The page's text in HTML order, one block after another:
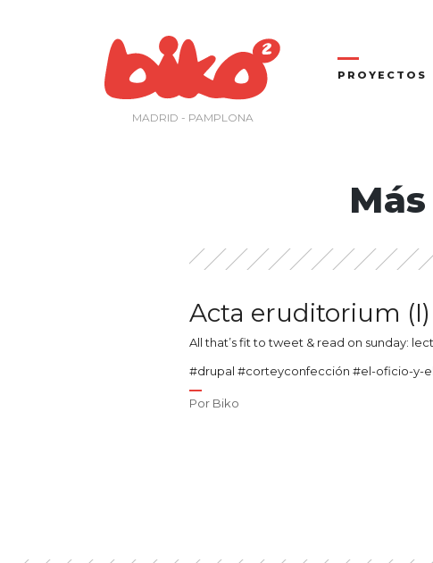
MADRID - PAMPLONA
PROYECTOS
Acta eruditorium (I)
All that’s fit to tweet & read on sunday:
#drupal #corteyconfección #el-oficio-y-
Por Biko